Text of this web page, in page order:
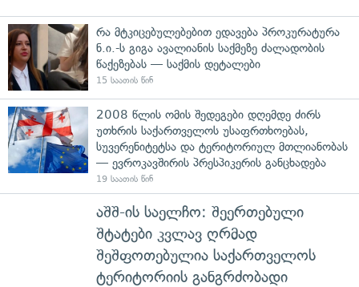
რა მტკიცებულებებით ედავება პროკურატურა
ნ.ი.-ს გიგა ავალიანის საქმეზე ძალადობის
წაქეზებას — საქმის დეტალები
15 საათის წინ
2008 წლის ომის შედეგები დღემდე ძირს
უთხრის საქართველოს უსაფრთხოებას,
სუვერენიტეტსა და ტერიტორიულ მთლიანობას
— ევროკავშირის პრესპიკერის განცხადება
19 საათის წინ
აშშ-ის საელჩო: შეერთებული
შტატები კვლავ ღრმად
შეშფოთებულია საქართველოს
ტერიტორიის განგრძობადი